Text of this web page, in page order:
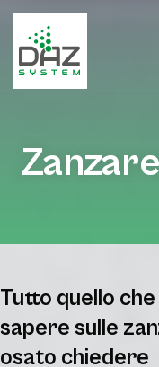
Tutto quello
sapere sulle
osato chiedere